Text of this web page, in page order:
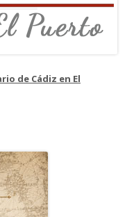
de Cádiz en El